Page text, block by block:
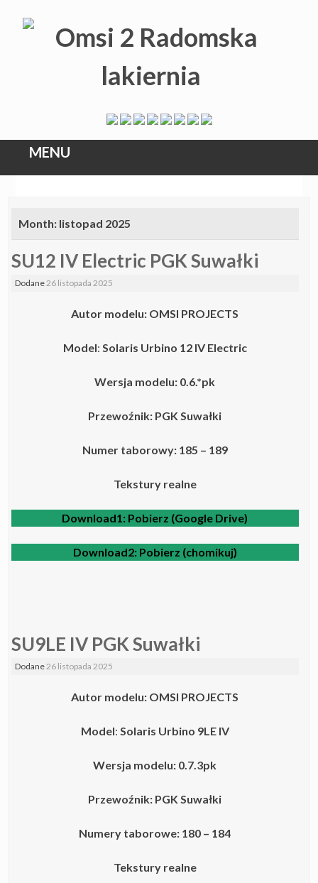
MENU
content
Month: listopad 2025
SU12 IV Electric PGK Suwałki
Dodane26 listopada 2025
Autor modelu: OMSI PROJECTS
Model: Solaris Urbino 12 IV Electric
Wersja modelu: 0.6.*pk
Przewoźnik: PGK Suwałki
Numer taborowy: 185 – 189
Tekstury realne
Download1: Pobierz (Google Drive)
Download2: Pobierz (chomikuj)
SU9LE IV PGK Suwałki
Dodane26 listopada 2025
Autor modelu: OMSI PROJECTS
Model: Solaris Urbino 9LE IV
Wersja modelu: 0.7.3pk
Przewoźnik: PGK Suwałki
Numery taborowe: 180 – 184
Tekstury realne